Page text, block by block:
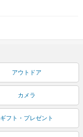
アウトドア
カメラ
ギフト・プレゼント